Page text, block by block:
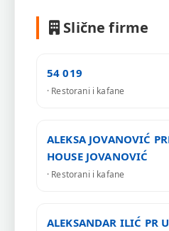
Slične firme
54 019
· Restorani i kafane
ALEKSA JOVANOVIĆ
HOUSE JOVANOVIĆ
· Restorani i kafane
ALEKSANDAR ILIĆ PR